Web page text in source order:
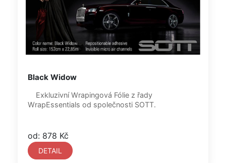
Black Widow
WrapEssentials od společnosti SOTT.
od: 878 Kč
DETAIL